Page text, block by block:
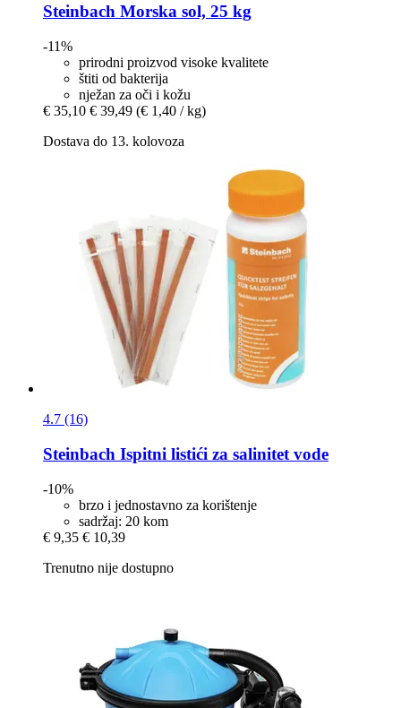
Steinbach Morska sol, 25 kg
-11%
prirodni proizvod visoke kvalitete
štiti od bakterija
nježan za oči i kožu
€ 35,10 € 39,49 (€ 1,40 / kg)
Dostava do 13. kolovoza
4.7 (16)
Steinbach Ispitni listići za salinitet vode
-10%
brzo i jednostavno za korištenje
sadržaj: 20 kom
€ 9,35 € 10,39
Trenutno nije dostupno